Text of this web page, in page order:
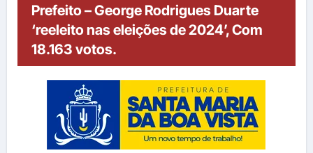
Prefeito – George Rodrigues Duarte
‘reeleito nas eleições de 2024’, Com
18.163 votos.